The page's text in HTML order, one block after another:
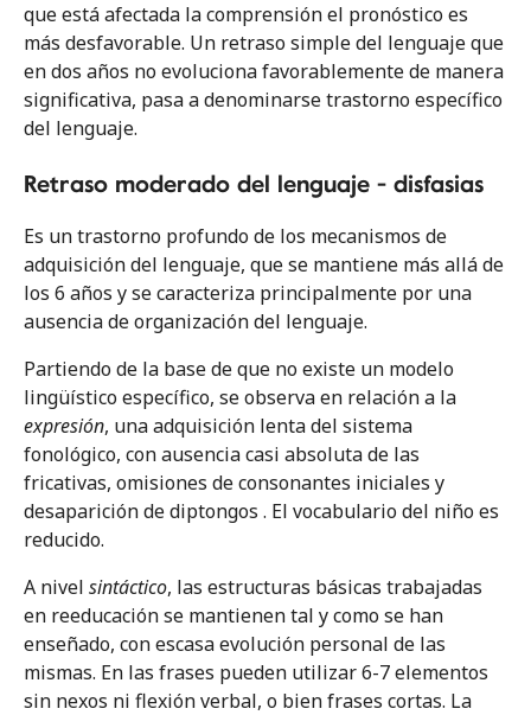
que está afectada la comprensión el pronóstico es
más desfavorable. Un retraso simple del lenguaje que
en dos años no evoluciona favorablemente de manera
significativa, pasa a denominarse trastorno específico
del lenguaje.
Retraso moderado del lenguaje - disfasias
Es un trastorno profundo de los mecanismos de
adquisición del lenguaje, que se mantiene más allá de
los 6 años y se caracteriza principalmente por una
ausencia de organización del lenguaje.
Partiendo de la base de que no existe un modelo
lingüístico específico, se observa en relación a la
expresión, una adquisición lenta del sistema
fonológico, con ausencia casi absoluta de las
fricativas, omisiones de consonantes iniciales y
desaparición de diptongos . El vocabulario del niño es
reducido.
A nivel sintáctico, las estructuras básicas trabajadas
en reeducación se mantienen tal y como se han
enseñado, con escasa evolución personal de las
mismas. En las frases pueden utilizar 6-7 elementos
sin nexos ni flexión verbal, o bien frases cortas. La